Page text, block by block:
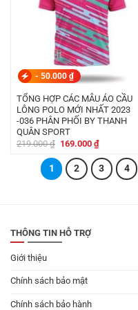
- 50.000 ₫
TỔNG HỢP CÁC MẪU ÁO CẦU
LÔNG POLO MỚI NHẤT 2023
-036 PHÂN PHỐI BY THANH
QUÂN SPORT
219.000₫ Giá
là:
219.000 ₫.
169.000 ₫Giá
hiện
tại
là:
169.000 ₫.
1 2 3 4
THÔNG TIN HỖ TRỢ
Giới thiệu
Chính sách bảo mật
Chính sách bảo hành